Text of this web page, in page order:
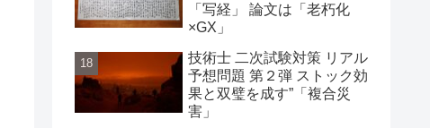
「写経」 論文は「老朽化
×GX」
技術士 二次試験対策 リアル
予想問題 第２弾 ストック効
果と双璧を成す”「複合災
害」